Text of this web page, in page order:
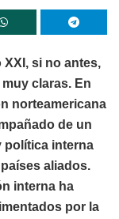
si no antes,
claras. En
norteamericana
de un
política interna
aliados.
interna ha
por la